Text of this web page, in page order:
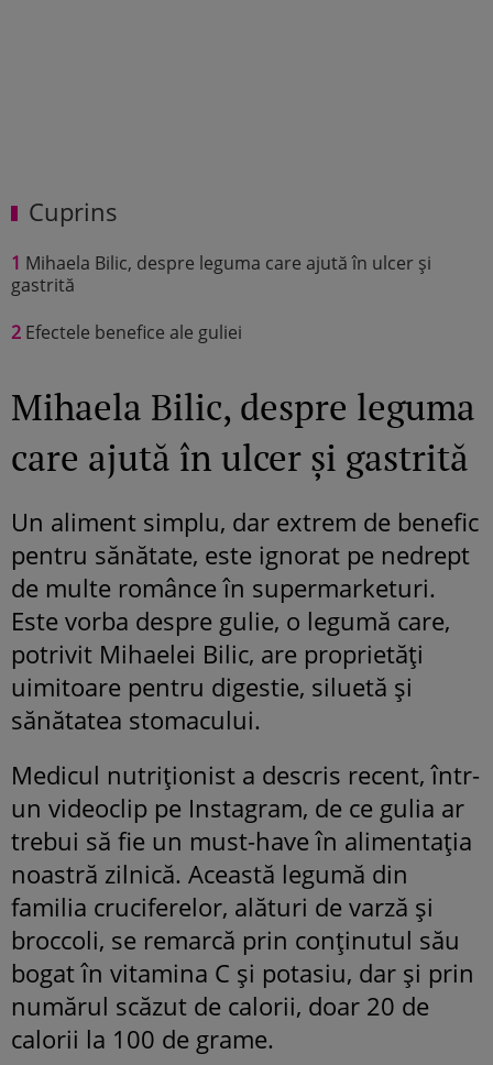
Cuprins
1 Mihaela Bilic, despre leguma care ajută în ulcer și
gastrită
2 Efectele benefice ale guliei
Mihaela Bilic, despre leguma
care ajută în ulcer și gastrită
Un aliment simplu, dar extrem de benefic
pentru sănătate, este ignorat pe nedrept
de multe românce în supermarketuri.
Este vorba despre gulie, o legumă care,
potrivit Mihaelei Bilic, are proprietăți
uimitoare pentru digestie, siluetă și
sănătatea stomacului.
Medicul nutriționist a descris recent, într-
un videoclip pe Instagram, de ce gulia ar
trebui să fie un must-have în alimentația
noastră zilnică. Această legumă din
familia cruciferelor, alături de varză și
broccoli, se remarcă prin conținutul său
bogat în vitamina C și potasiu, dar și prin
numărul scăzut de calorii, doar 20 de
calorii la 100 de grame.